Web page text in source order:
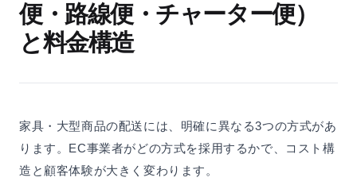
便・路線便・チャーター便）
と料金構造
家具・大型商品の配送には、明確に異なる3つの方式があ
ります。EC事業者がどの方式を採用するかで、コスト構
造と顧客体験が大きく変わります。